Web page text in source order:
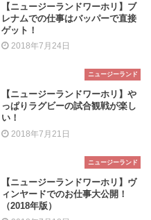
【ニュージーランドワーホリ】ブ
レナムでの仕事はバッパーで直接
ゲット！
2018年7月24日
ニュージーランド
【ニュージーランドワーホリ】や
っぱりラグビーの試合観戦が楽し
い！
2018年7月21日
ニュージーランド
【ニュージーランドワーホリ】ヴ
ィンヤードでのお仕事大公開！
（2018年版）